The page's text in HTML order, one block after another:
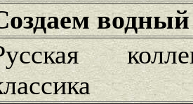
водный